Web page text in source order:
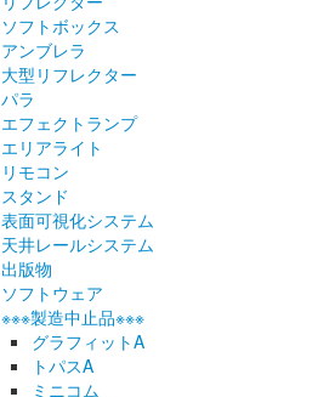
ソフトボックス
アンブレラ
大型リフレクター
パラ
エフェクトランプ
エリアライト
リモコン
スタンド
表面可視化システム
天井レールシステム
出版物
ソフトウェア
※※※製造中止品※※※
グラフィットA
トパスA
ミニコム